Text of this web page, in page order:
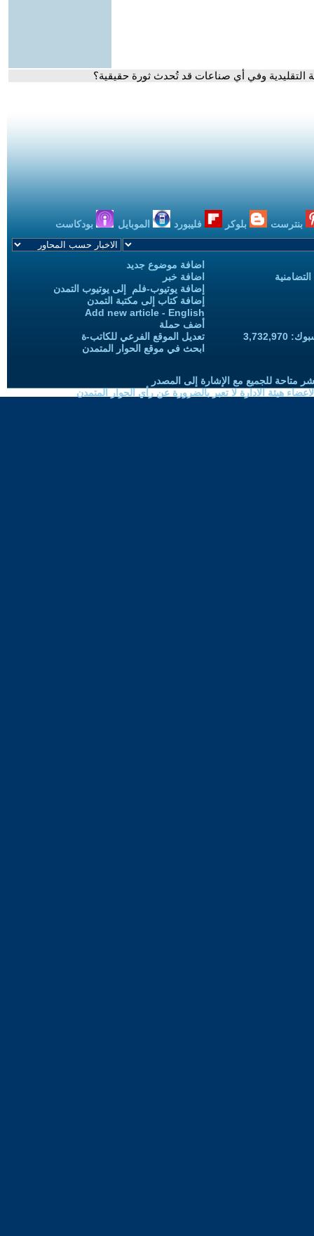
التقليدية وفي أي صناعات قد تُحدث ثورة حقيقية؟
بنترست بلوكر فليبورد الموبايل بودكاست
اضافة موضوع جديد
اضافة خبر
إضافة يوتيوب-فلم إلى يوتيوب التمدن
إضافة كتاب إلى مكتبة التمدن
Add new article - English
أضف حملة
تعديل الموقع الفرعي للكاتب-ة
ابحث في موقع الحوار المتمدن
متاحة للجميع مع الإشارة إلى المصدر
هيئة الادارة لا تعبر بالضرورة عن رأي الحوار المتمدن